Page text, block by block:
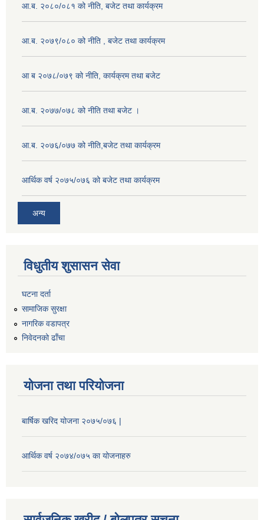
आ.ब. २०८०/०८१ को नीति, बजेट तथा कार्यक्रम
आ.ब. २०७९/०८० को नीति , बजेट तथा कार्यक्रम
आ ब २०७८/०७९ को नीति, कार्यक्रम तथा बजेट
आ.ब. २०७७/०७८ को नीति तथा बजेट ।
आ.ब. २०७६/०७७ को नीति,बजेट तथा कार्यक्रम
आर्थिक वर्ष २०७५/०७६ को बजेट तथा कार्यक्रम
अन्य
विधुतीय शुसासन सेवा
घटना दर्ता
सामाजिक सुरक्षा
नागरिक वडापत्र
निवेदनको ढाँचा
योजना तथा परियोजना
बार्षिक खरिद योजना २०७५/०७६ |
आर्थिक वर्ष २०७४/०७५ का योजनाहरु